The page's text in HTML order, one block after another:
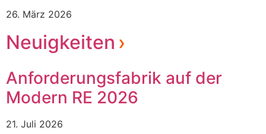
26. März 2026
Neuigkeiten
Anforderungsfabrik auf der
Modern RE 2026
21. Juli 2026